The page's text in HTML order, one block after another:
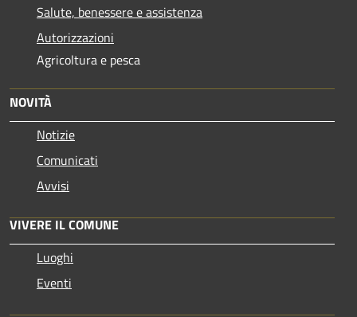
Salute, benessere e assistenza
Autorizzazioni
Agricoltura e pesca
NOVITÀ
Notizie
Comunicati
Avvisi
VIVERE IL COMUNE
Luoghi
Eventi